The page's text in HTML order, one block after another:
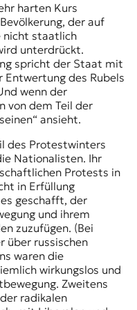
harten Kurs
der auf
nicht staatlich
unterdrückt.
spricht der Staat mit
Entwertung des Rubels
wenn der
von dem Teil der
ansieht.
des Protestwinters
Nationalisten. Ihr
Protests in
in Erfüllung
geschafft, der
und ihrem
zuzufügen. (Bei
über russischen
waren die
wirkungslos und
Zweitens
radikalen